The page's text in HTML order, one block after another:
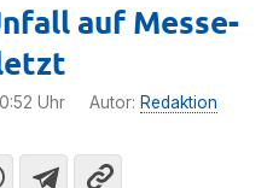
auf Messe-
Uhr Autor: Redaktion